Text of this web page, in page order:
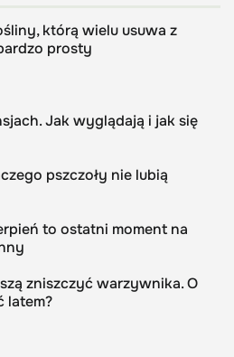
którą wielu usuwa z
prosty
Jak wyglądają i jak się
pszczoły nie lubią
to ostatni moment na
zniszczyć warzywnika. O
latem?